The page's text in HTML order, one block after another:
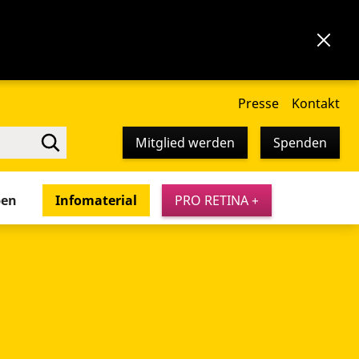
Presse Kontakt
Mitglied werden Spenden
Infomaterial PRO RETINA +